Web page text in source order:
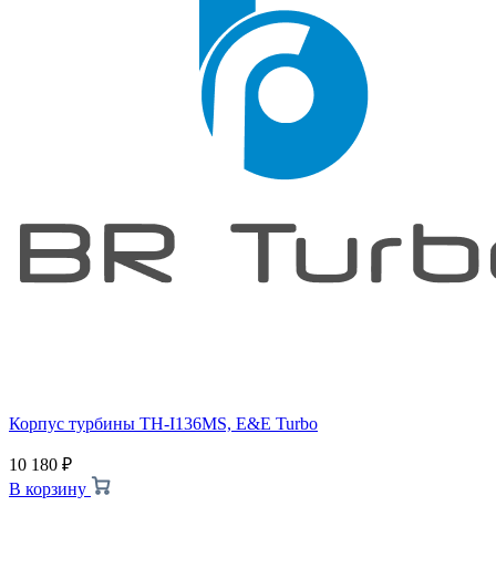
Корпус турбины TH-I136MS, E&E Turbo
10 180 ₽
В корзину